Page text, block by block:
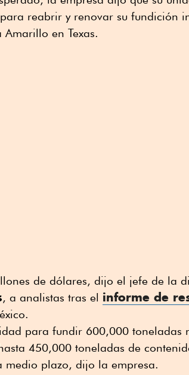
reabrir y renovar su fundición
en Texas.
de dólares, dijo el jefe de ⁠la
, a analistas tras el informe de
para fundir 600,000 toneladas
450,000 toneladas de
medio plazo, dijo la empresa.